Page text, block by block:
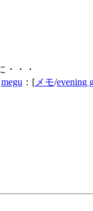
・・・
megu ：[メモ/evening